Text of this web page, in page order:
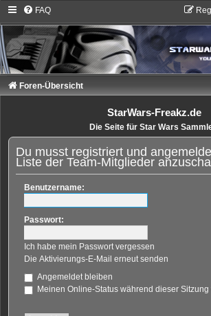
FAQ
Foren-Übersicht
StarWars-Freakz.de
Die Seite für Star Wars
Du musst registriert und
Liste der Team-Mitglieder
Benutzername:
Passwort:
Ich habe mein Passwort vergessen
Die Aktivierungs-E-Mail erneut senden
Angemeldet bleiben
Meinen Online-Status während dieser